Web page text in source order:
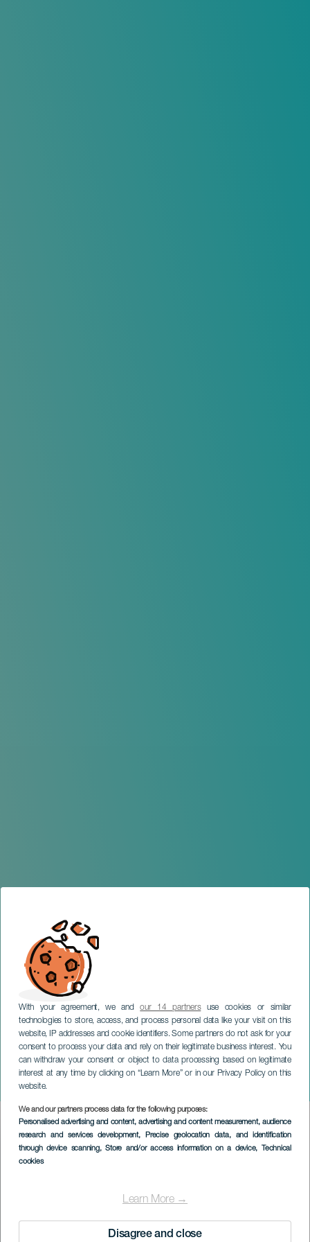
With your agreement, we andour 14 partnersuse cookies or similar
technologies to store, access, and process personal data like your visit on this
website, IP addresses and cookie identifiers. Some partners do not ask for your
consent to process your data and rely on their legitimate business interest. You
can withdraw your consent or object to data processing based on legitimate
interest at any time by clicking on “Learn More” or in our Privacy Policy on this
website.
We and our partners process data for the following purposes:
Personalised advertising and content, advertising and content measurement, audience
research and services development, Precise geolocation data, and identification
through device scanning, Store and/or access information on a device, Technical
cookies
Learn More →
Disagree and close
Giornata del libro ad Adeje
TENERIFE
Imagen
Listado